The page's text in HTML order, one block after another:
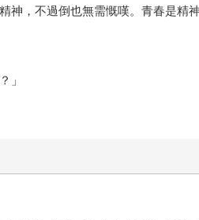
，不過倒也無需慨嘆。青春是精神
」